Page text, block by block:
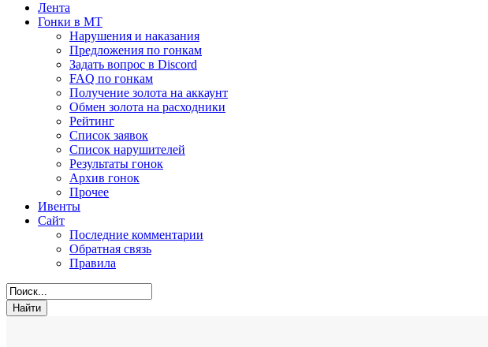
Лента
Гонки в МТ
Нарушения и наказания
Предложения по гонкам
Задать вопрос в Discord
FAQ по гонкам
Получение золота на аккаунт
Обмен золота на расходники
Рейтинг
Список заявок
Список нарушителей
Результаты гонок
Архив гонок
Прочее
Ивенты
Сайт
Последние комментарии
Обратная связь
Правила